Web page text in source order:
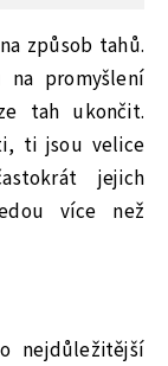
způsob tahů.
promyšlení
tah ukončit.
ti jsou velice
jejich
více než
nejdůležitější